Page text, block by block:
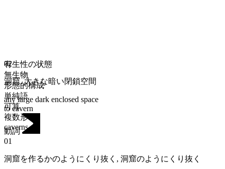
有生性の状態
無生物
形態的構成
単純語
可算
複数形
caverns
02
洞窟,大きな暗い閉鎖空間
any large dark enclosed space
to cavern
動詞
01
洞窟を作るかのようにくり抜く , 洞窟のようにくり抜く